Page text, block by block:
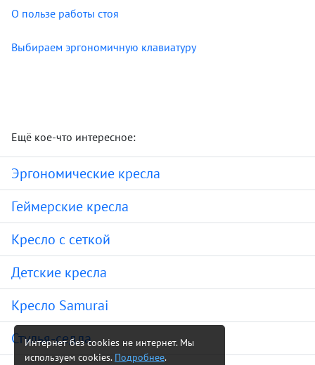
О пользе работы стоя
Выбираем эргономичную клавиатуру
Ещё кое-что интересное:
Эргономические кресла
Геймерские кресла
Кресло с сеткой
Детские кресла
Кресло Samurai
Стулья-седла
Интернет без cookies не интернет. Мы
используем cookies. Подробнее.